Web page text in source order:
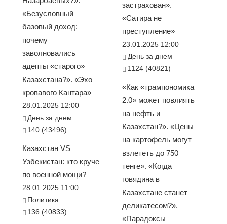
«Безусловный
базовый доход:
почему
заволновались
адепты «старого»
Казахстана?». «Эхо
кровавого Кантара»
28.01.2025 12:00
День за днем
140 (43496)
Казахстан VS
Узбекистан: кто круче
по военной мощи?
28.01.2025 11:00
Политика
136 (40833)
застрахован».
«Сатира не
преступление»
23.01.2025 12:00
День за днем
1124 (40821)
«Как «трампономика
2.0» может повлиять
на нефть и
Казахстан?». «Цены
на картофель могут
взлететь до 750
тенге». «Когда
говядина в
Казахстане станет
деликатесом?».
«Парадоксы